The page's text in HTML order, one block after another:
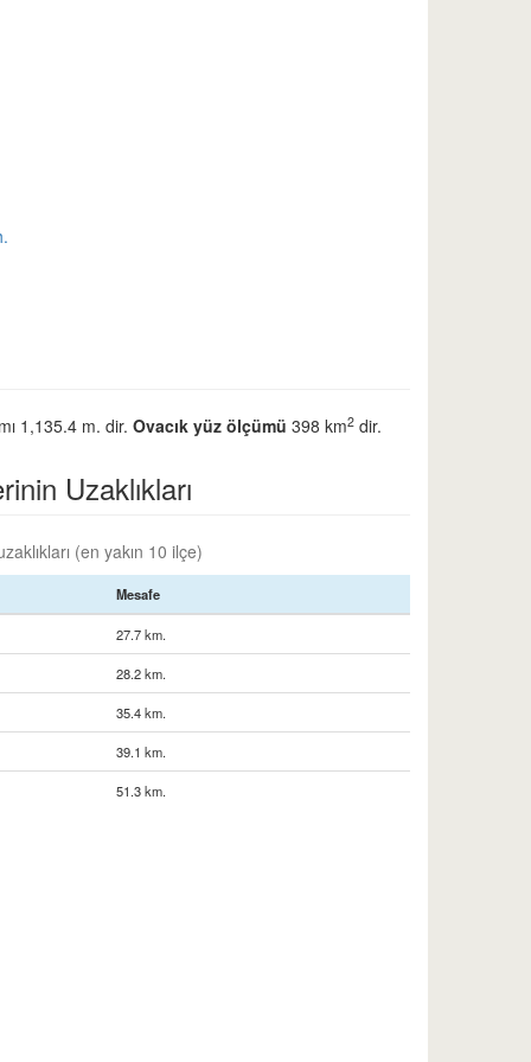
1,135.4 m. dir. Ovacık yüz ölçümü 398 km2 dir.
Uzaklıkları
(en yakın 10 ilçe)
Mesafe
27.7 km.
28.2 km.
35.4 km.
39.1 km.
51.3 km.